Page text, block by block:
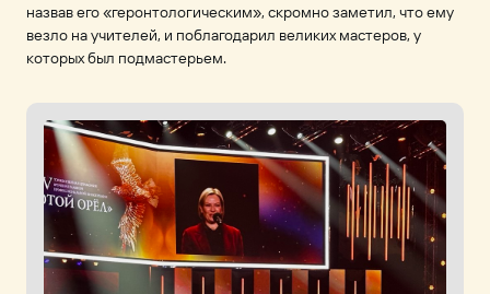
назвав его «геронтологическим», скромно заметил, что ему
везло на учителей, и поблагодарил великих мастеров, у
которых был подмастерьем.